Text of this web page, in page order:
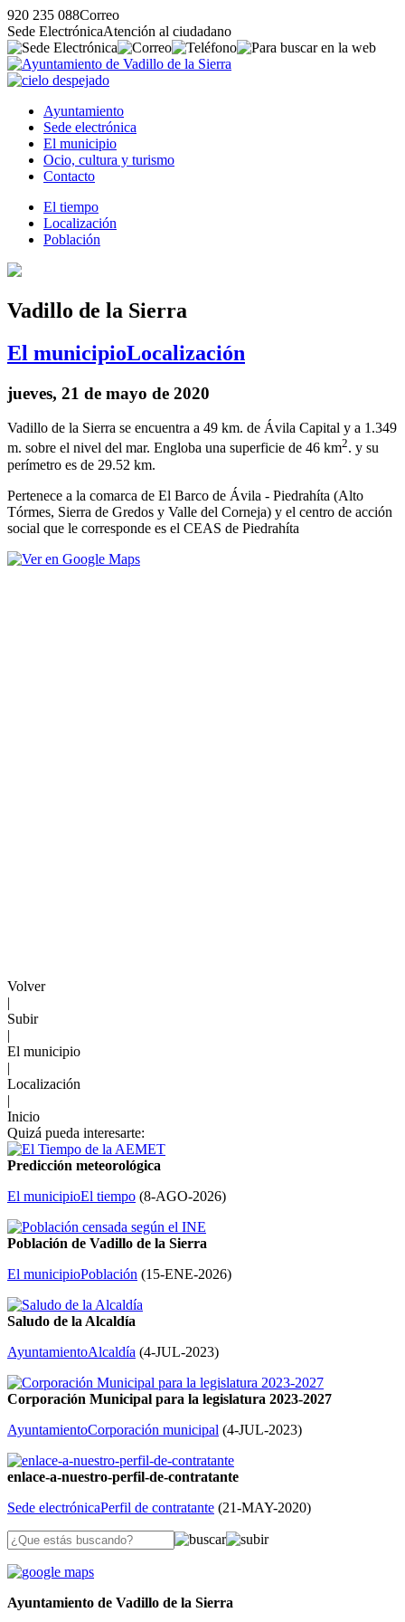
920 235 088Correo
Sede ElectrónicaAtención al ciudadano
Ayuntamiento
Sede electrónica
El municipio
Ocio, cultura y turismo
Contacto
El tiempo
Localización
Población
Vadillo de la Sierra
El municipioLocalización
jueves, 21 de mayo de 2020
Vadillo de la Sierra se encuentra a 49 km. de Ávila Capital y a 1.349
m. sobre el nivel del mar. Engloba una superficie de 46 km2. y su
perímetro es de 29.52 km.
Pertenece a la comarca de El Barco de Ávila - Piedrahíta (Alto
Tórmes, Sierra de Gredos y Valle del Corneja) y el centro de acción
social que le corresponde es el CEAS de Piedrahíta
Volver
|
Subir
|
El municipio
|
Localización
|
Inicio
Quizá pueda interesarte:
Predicción meteorológica
El municipioEl tiempo (8-AGO-2026)
Población de Vadillo de la Sierra
El municipioPoblación (15-ENE-2026)
Saludo de la Alcaldía
AyuntamientoAlcaldía (4-JUL-2023)
Corporación Municipal para la legislatura 2023-2027
AyuntamientoCorporación municipal (4-JUL-2023)
enlace-a-nuestro-perfil-de-contratante
Sede electrónicaPerfil de contratante (21-MAY-2020)
Ayuntamiento de Vadillo de la Sierra